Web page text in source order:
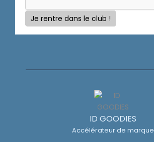
Je rentre dans le club !
ID GOODIES
Accélérateur de marque